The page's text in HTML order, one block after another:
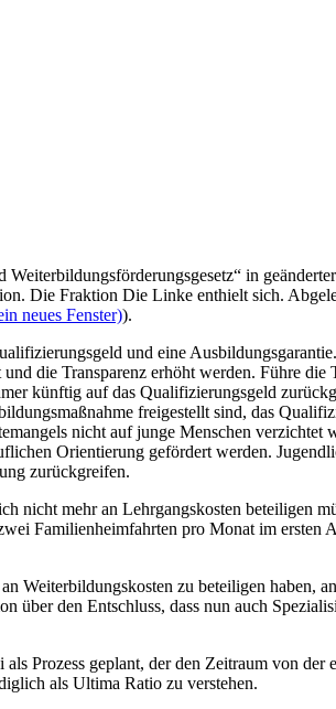
in
Die Fraktion Die Linke enthielt sich.
neues Fenster)).
und eine
die Transparenz erhöht werden. Führe die
künftig auf das Qualifizierungsgeld
freigestellt sind, das
nicht auf junge Menschen verzichtet
Orientierung gefördert werden.
zurückgreifen.
nicht mehr an Lehrgangskosten beteiligen
Familienheimfahrten pro Monat im ersten
Weiterbildungskosten zu beteiligen haben,
über den Entschluss, dass nun auch
Prozess geplant, der den Zeitraum von der
als Ultima Ratio zu verstehen.